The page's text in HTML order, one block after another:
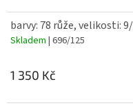
barvy: 78 růže, velikosti:
Skladem | 696/125
1 350 Kč